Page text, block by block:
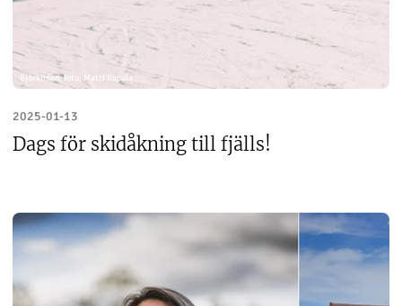
Björkliden, foto: Matti Rapala
2025-01-13
Dags för skidåkning till fjälls!